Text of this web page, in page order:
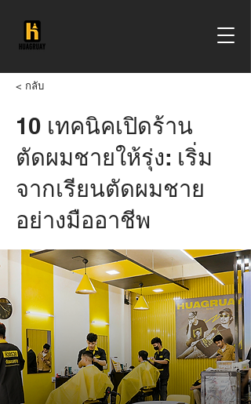
< กลับ
10 เทคนิคเปิดร้าน
ตัดผมชายให้รุ่ง: เริ่ม
จากเรียนตัดผมชาย
อย่างมืออาชีพ